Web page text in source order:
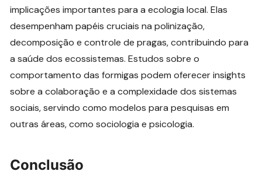
implicações importantes para a ecologia local. Elas
desempenham papéis cruciais na polinização,
decomposição e controle de pragas, contribuindo para
a saúde dos ecossistemas. Estudos sobre o
comportamento das formigas podem oferecer insights
sobre a colaboração e a complexidade dos sistemas
sociais, servindo como modelos para pesquisas em
outras áreas, como sociologia e psicologia.
Conclusão